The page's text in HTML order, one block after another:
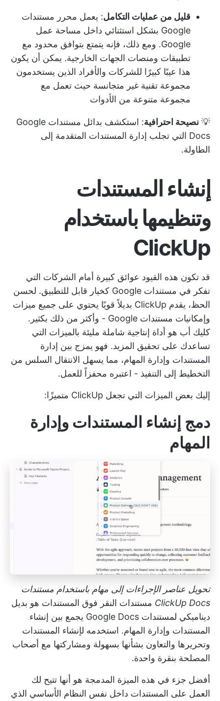
قليل من عمليات التكامل: يعمل محرر مستندات
Google بشكل استثنائي داخل مساحة عمل
Google. ومع ذلك، فإنه يتمتع بتوافق محدود مع
تطبيقات ومنصات الجهات الخارجية. يمكن أن يكون
هذا عيبًا كبيرًا للشركات والأفراد الذين يستخدمون
مجموعة تقنية غير متجانسة حيث تعمل مع
مجموعة متنوعة من الأدوات
💡 نصيحة احترافية: استكشف
بدائل مستندات Google
Docs التي تجلب إدارة المستندات المتقدمة إلى
الطاولة.
إنشاء المستندات
وتنظيمها باستخدام
ClickUp
قد تكون هذه القيود عوائق كبيرة أمام الشركات التي
تفكر في مستندات Google كخيار قابل للتطبيق. لحسن
الحظ، يقدم ClickUp بديلاً قويًا يحتوي على جميع ميزات
وإمكانيات مستندات Google - وأكثر من ذلك بكثير.
كليك أب هو أداة إنتاجية شاملة مليئة بالميزات التي
تساعدك على تحقيق المزيد. فهو يمزج بين إدارة
المستندات وإدارة المهام، مما يسهل الانتقال السلس من
التخطيط إلى التنفيذ - اعتبره محفزاً للعمل.
إليك بعض الميزات التي تجعل ClickUp متميزًا:
دمج إنشاء المستندات وإدارة
المهام
تحويل عناصر الإجراءات إلى مهام باستخدام مستندات
ClickUp Docs مستندات النقر فوق المستندات هو بديل
ديناميكي لمستندات Google Docs يجمع بين إنشاء
المستندات وإدارة المهام. استخدمه لإنشاء المستندات
وتحريرها والتعاون بشأنها بسهولة ومشاركتها مع أصحاب
المصلحة بنقرة واحدة.
أفضل جزء في هذه الميزة المدمجة هو أنها تتيح لك
العمل على المستندات داخل نفس النظام الأساسي الذي